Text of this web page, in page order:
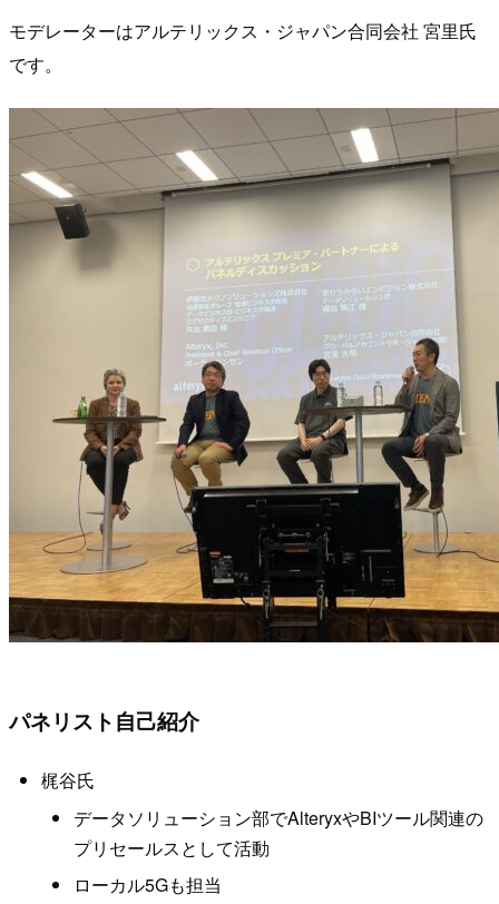
モデレーターはアルテリックス・ジャパン合同会社 宮里氏
です。
パネリスト自己紹介
梶谷氏
データソリューション部でAlteryxやBIツール関連の
プリセールスとして活動
ローカル5Gも担当